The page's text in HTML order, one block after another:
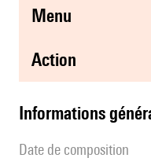
menu
action
informations
date de composition